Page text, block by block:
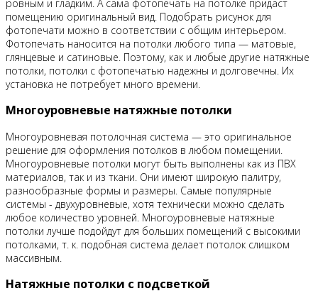
ровным и гладким. А сама фотопечать на потолке придаст
помещению оригинальный вид. Подобрать рисунок для
фотопечати можно в соответствии с общим интерьером.
Фотопечать наносится на потолки любого типа — матовые,
глянцевые и сатиновые. Поэтому, как и любые другие натяжные
потолки, потолки с фотопечатью надежны и долговечны. Их
установка не потребует много времени.
Многоуровневые натяжные потолки
Многоуровневая потолочная система — это оригинальное
решение для оформления потолков в любом помещении.
Многоуровневые потолки могут быть выполнены как из ПВХ
материалов, так и из ткани. Они имеют широкую палитру,
разнообразные формы и размеры. Самые популярные
системы - двухуровневые, хотя технически можно сделать
любое количество уровней. Многоуровневые натяжные
потолки лучше подойдут для больших помещений с высокими
потолками, т. к. подобная система делает потолок слишком
массивным.
Натяжные потолки с подсветкой